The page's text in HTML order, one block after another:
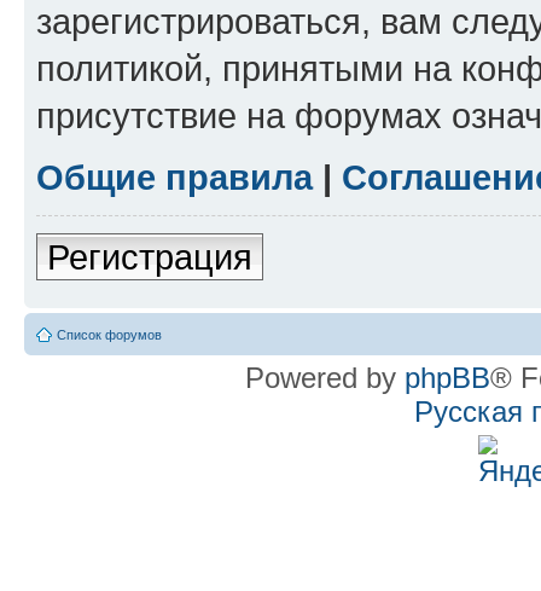
зарегистрироваться, вам
политикой, принятыми на
присутствие на форумах
Общие правила|
Регистрация
Список форумов
Powered by phpBB®
Русская